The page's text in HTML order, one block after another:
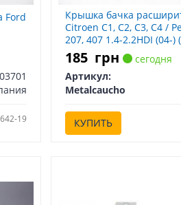
Ford
03701
19
Крышка бачка
Citroen C1, C2, C3, C4 /
207, 407 1.4-2.2HDI (04-)
Metalcaucho
185 грн
сегодня
Артикул:
Metalcaucho
КУПИТЬ